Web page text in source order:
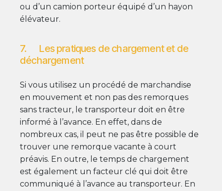
ou d’un camion porteur équipé d’un hayon
élévateur.
7. Les pratiques de chargement et de
déchargement
Si vous utilisez un procédé de marchandise
en mouvement et non pas des remorques
sans tracteur, le transporteur doit en être
informé à l’avance. En effet, dans de
nombreux cas, il peut ne pas être possible de
trouver une remorque vacante à court
préavis. En outre, le temps de chargement
est également un facteur clé qui doit être
communiqué à l’avance au transporteur. En